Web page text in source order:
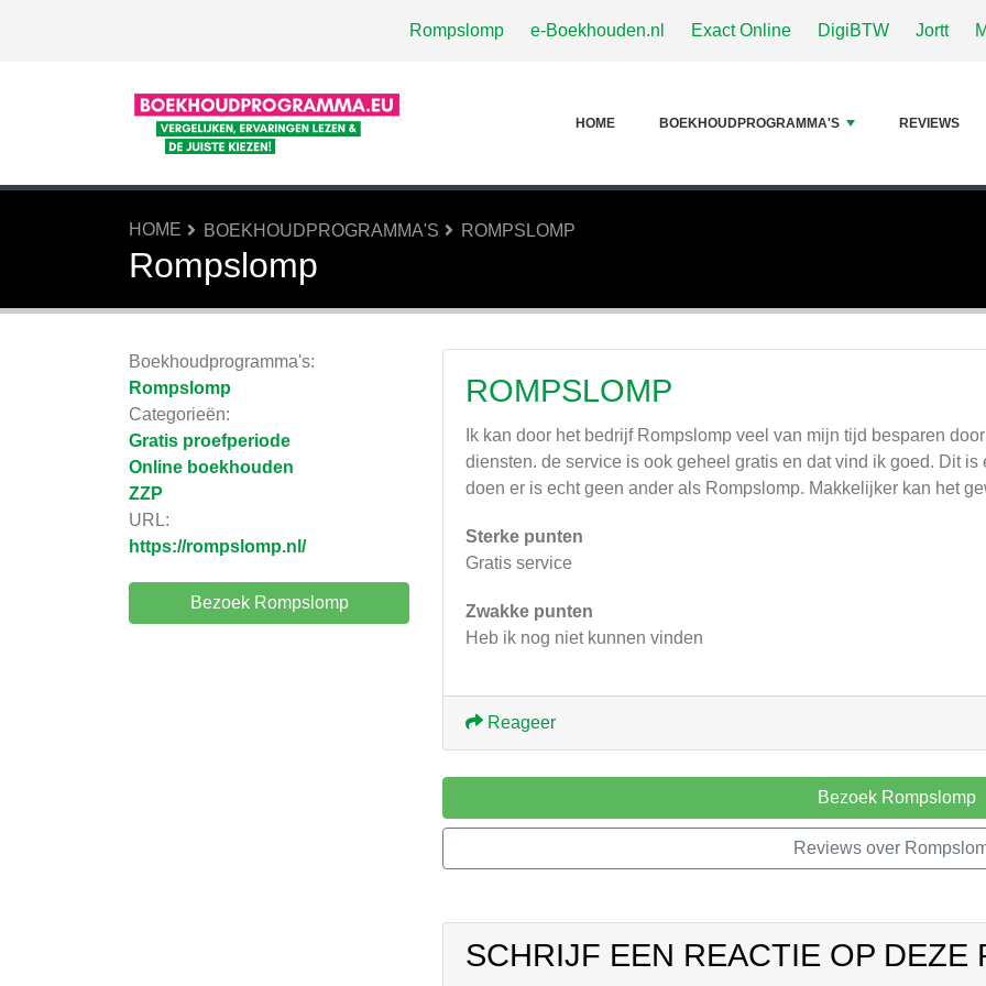
Rompslomp e-Boekhouden.nl Exact Online DigiBTW Jortt
HOME BOEKHOUDPROGRAMMA'S REVIEWS
HOME BOEKHOUDPROGRAMMA'S ROMPSLOMP
Rompslomp
Boekhoudprogramma's:
Rompslomp
Categorieën:
Gratis proefperiode
Online boekhouden
ZZP
URL:
https://rompslomp.nl/
Bezoek Rompslomp
ROMPSLOMP
Ik kan door het bedrijf Rompslomp veel van mijn tijd besparen
diensten. de service is ook geheel gratis en dat vind ik goed. Dit
doen er is echt geen ander als Rompslomp. Makkelijker kan het
Sterke punten
Gratis service
Zwakke punten
Heb ik nog niet kunnen vinden
Reageer
Bezoek Rompslomp
Reviews over
SCHRIJF EEN REACTIE OP DEZE